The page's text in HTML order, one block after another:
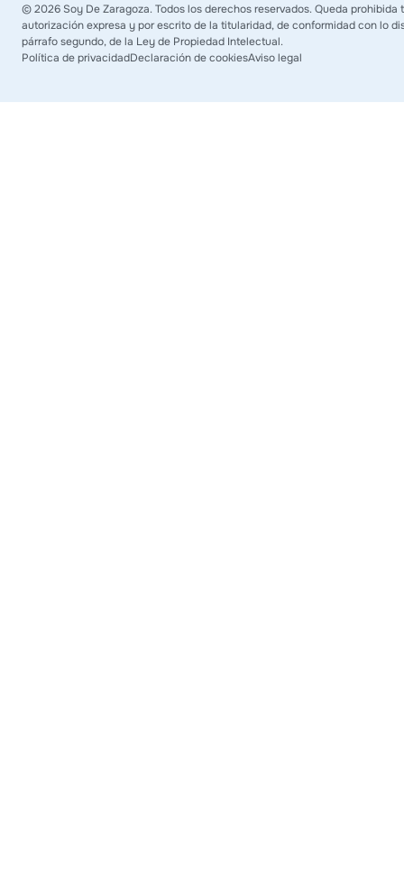
©2026 Soy De Zaragoza. Todos los derechos reservados. Queda
autorización expresa y por escrito de la titularidad, de conformidad con lo
párrafo segundo, de la Ley de Propiedad Intelectual.
Política de privacidadDeclaración de cookiesAviso legal